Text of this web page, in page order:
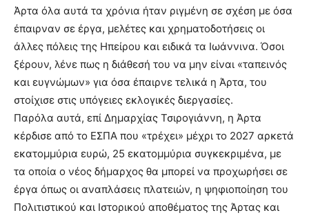
Άρτα όλα αυτά τα χρόνια ήταν ριγμένη σε σχέση με όσα
έπαιρναν σε έργα, μελέτες και χρηματοδοτήσεις οι
άλλες πόλεις της Ηπείρου και ειδικά τα Ιωάννινα. Όσοι
ξέρουν, λένε πως η διάθεσή του να μην είναι «ταπεινός
και ευγνώμων» για όσα έπαιρνε τελικά η Άρτα, του
στοίχισε στις υπόγειες εκλογικές διεργασίες.
Παρόλα αυτά, επί Δημαρχίας Τσιρογιάννη, η Άρτα
κέρδισε από το ΕΣΠΑ που «τρέχει» μέχρι το 2027 αρκετά
εκατομμύρια ευρώ, 25 εκατομμύρια συγκεκριμένα, με
τα οποία ο νέος δήμαρχος θα μπορεί να προχωρήσει σε
έργα όπως οι αναπλάσεις πλατειών, η ψηφιοποίηση του
Πολιτιστικού και Ιστορικού αποθέματος της Άρτας και